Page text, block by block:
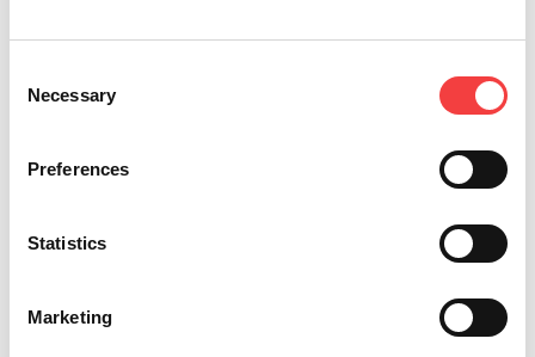
Selection
Necessary
Preferences
Statistics
Marketing
2026 |